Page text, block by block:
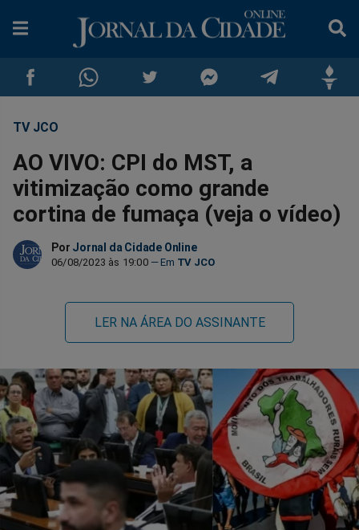
Compartilhar
no
Facebook
no
Whatsapp
no
Twitter
no
MessengerTelegramGettr
TV JCO
AO VIVO: CPI do MST, a
vitimização como grande
cortina de fumaça (veja o vídeo)
Por Jornal da Cidade Online
06/08/2023 às 19:00 TV JCO
LER NA ÁREA DO ASSINANTE